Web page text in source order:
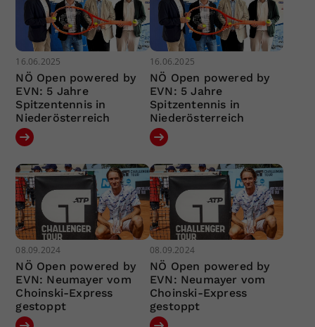
16.06.2025
NÖ Open powered by
EVN: 5 Jahre
Spitzentennis in
Niederösterreich
16.06.2025
NÖ Open powered by
EVN: 5 Jahre
Spitzentennis in
Niederösterreich
08.09.2024
NÖ Open powered by
EVN: Neumayer vom
Choinski-Express
gestoppt
08.09.2024
NÖ Open powered by
EVN: Neumayer vom
Choinski-Express
gestoppt